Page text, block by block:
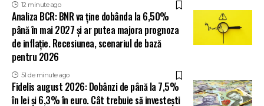
12 minute ago
Analiza BCR: BNR va ține dobânda la 6,50%
până în mai 2027 și ar putea majora prognoza
de inflație. Recesiunea, scenariul de bază
pentru 2026
51 de minute ago
Fidelis august 2026: Dobânzi de până la 7,5%
în lei și 6,3% în euro. Cât trebuie să investești